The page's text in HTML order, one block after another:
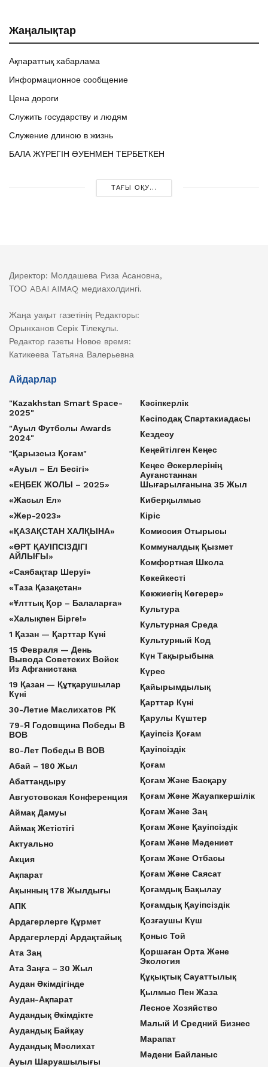
Жаңалықтар
Ақпараттық хабарлама
Информационное сообщение
Цена дороги
Служить государству и людям
Служение длиною в жизнь
БАЛА ЖҮРЕГІН ӘУЕНМЕН ТЕРБЕТКЕН
ТАҒЫ ОҚУ...
Директор: Молдашева Риза Асановна,
ТОО ABAI AIMAQ медиахолдингі.
Жаңа уақыт газетінің Редакторы:
Орынханов Серік Тілекұлы.
Редактор газеты Новое время:
Катикеева Татьяна Валерьевна
Айдарлар
"Kazakhstan Smart Space-
2025"
"Ауыл Футболы Awards
2024"
"Қарызсыз Қоғам"
«Ауыл – Ел Бесігі»
«ЕҢБЕК ЖОЛЫ – 2025»
«Жасыл Ел»
«Жер-2023»
«ҚАЗАҚСТАН ХАЛҚЫНА»
«ӨРТ ҚАУІПСІЗДІГІ
АЙЛЫҒЫ»
«Саябақтар Шеруі»
«Таза Қазақстан»
«Ұлттық Қор – Балаларға»
«Халықпен Бірге!»
1 Қазан — Қарттар Күні
15 Февраля — День
Вывода Советских Войск
Из Афганистана
19 Қазан — Құтқарушылар
Күні
30-Летие Маслихатов РК
79-Я Годовщина Победы В
ВОВ
80-Лет Победы В ВОВ
Абай – 180 Жыл
Абаттандыру
Августовская Конференция
Аймақ Дамуы
Аймақ Жетістігі
Актуально
Акция
Ақпарат
Ақынның 178 Жылдығы
АПК
Ардагерлерге Құрмет
Ардагерлерді Ардақтайық
Ата Заң
Ата Заңға – 30 Жыл
Аудан Әкімдігінде
Аудан-Ақпарат
Аудандық Әкімдікте
Аудандық Байқау
Аудандық Мәслихат
Ауыл Шаруашылығы
Кәсіпкерлік
Кәсіподақ Спартакиадасы
Кездесу
Кеңейтілген Кеңес
Кеңес Әскерлерінің
Ауғанстаннан
Шығарылғанына 35 Жыл
Киберқылмыс
Кіріс
Комиссия Отырысы
Коммуналдық Қызмет
Комфортная Школа
Көкейкесті
Көкжиегің Көгерер»
Культура
Культурная Среда
Культурный Код
Күн Тақырыбына
Күрес
Қайырымдылық
Қарттар Күні
Қарулы Күштер
Қауіпсіз Қоғам
Қауіпсіздік
Қоғам
Қоғам Және Басқару
Қоғам Және Жауапкершілік
Қоғам Және Заң
Қоғам Және Қауіпсіздік
Қоғам Және Мәдениет
Қоғам Және Отбасы
Қоғам Және Саясат
Қоғамдық Бақылау
Қоғамдық Қауіпсіздік
Қозғаушы Күш
Қоныс Той
Қоршаған Орта Және
Экология
Құқықтық Сауаттылық
Қылмыс Пен Жаза
Лесное Хозяйство
Малый И Средний Бизнес
Марапат
Мәдени Байланыс